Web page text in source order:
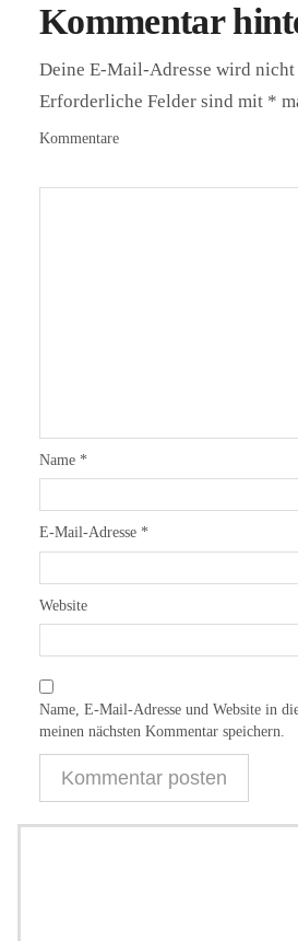
Kommentar
Deine E-Mail-Adresse wird
Erforderliche Felder sind mit *
Kommentare
Name *
E-Mail-Adresse *
Website
Name, E-Mail-Adresse und Website in
meinen nächsten Kommentar speichern.